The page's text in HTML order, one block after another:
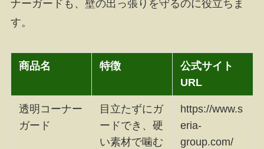
ナーガードも、壁の出っ張りを守るのに役立ちま
す。
商品名 特徴
公式サイト
URL
透明コーナー
ガード
目立たずにガ
ードでき、硬
い素材で噛む
https://www.s
eria-
group.com/